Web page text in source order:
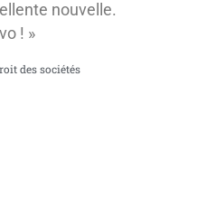
nouvelle.
! »
des sociétés